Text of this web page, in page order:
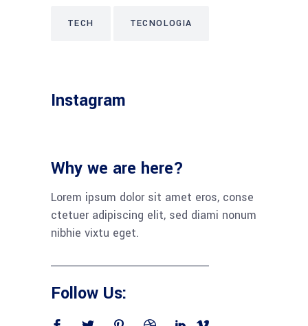
TECH TECNOLOGIA
Instagram
Why we are here?
Lorem ipsum dolor sit amet eros, conse
ctetuer adipiscing elit, sed diami nonum
nibhie vixtu eget.
Follow Us: